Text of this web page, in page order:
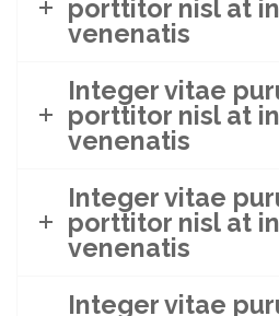
porttitor nisl at
venenatis
Integer vitae
porttitor nisl at
venenatis
Integer vitae
porttitor nisl at
venenatis
Integer vitae